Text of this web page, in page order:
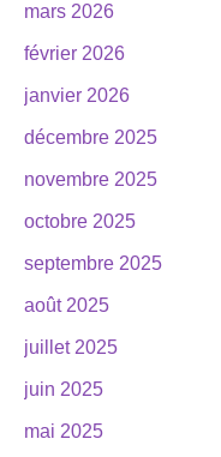
mars 2026
février 2026
janvier 2026
décembre 2025
novembre 2025
octobre 2025
septembre 2025
août 2025
juillet 2025
juin 2025
mai 2025